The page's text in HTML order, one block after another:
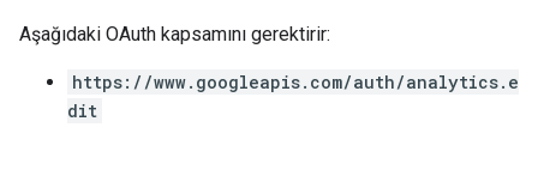
Aşağıdaki OAuth kapsamını gerektirir:
https://www.googleapis.com/auth/analytics.e
dit